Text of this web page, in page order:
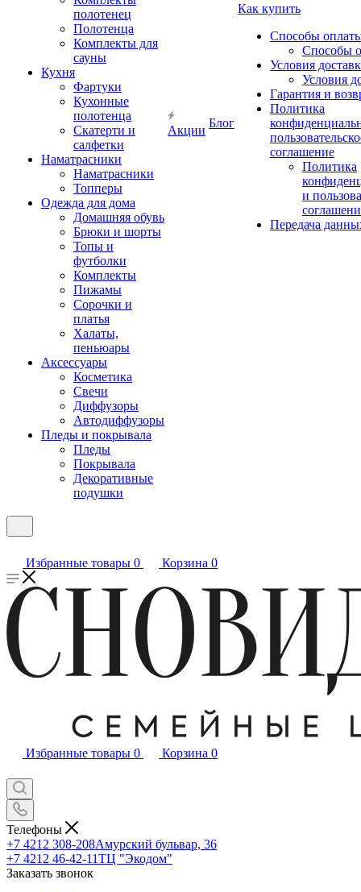
полотенец
Полотенца
Комплекты для
сауны
Кухня
Фартуки
Кухонные
полотенца
Скатерти и
салфетки
Наматрасники
Наматрасники
Топперы
Одежда для дома
Домашняя обувь
Брюки и шорты
Топы и
футболки
Комплекты
Пижамы
Сорочки и
платья
Халаты,
пеньюары
Аксессуары
Косметика
Свечи
Диффузоры
Автодиффузоры
Пледы и покрывала
Пледы
Покрывала
Декоративные
подушки
Акции
Блог
Как купить
Способы
Способы
Условия
Условия
Гарантия и
Политика
соглашение
Политика
и
Передача
Избранные товары 0 Корзина 0
Избранные товары 0 Корзина 0
Телефоны
+7 4212 308-208Амурский бульвар, 36
+7 4212 46-42-11ТЦ "Экодом"
Заказать звонок